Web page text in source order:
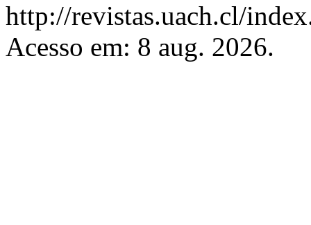
http://revistas.uach.cl/
Acesso em: 8 aug. 2026.